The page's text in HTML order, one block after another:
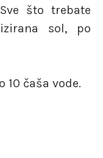
što trebate
sol, po
10 čaša vode.